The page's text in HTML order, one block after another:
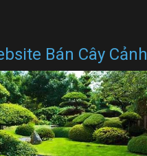
Bán Cây Cảnh